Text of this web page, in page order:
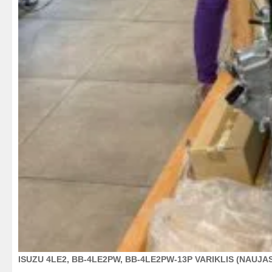
ISUZU 4LE2, BB-4LE2PW, BB-4LE2PW-13P VARIKLIS